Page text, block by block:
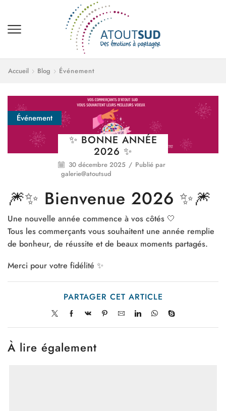
Accueil Blog Événement
Événement
✨ BONNE ANNÉE
2026 ✨
30 décembre 2025 / Publié par
galerie@atoutsud
🎆✨ Bienvenue 2026 ✨🎆
Une nouvelle année commence à vos côtés 🤍
Tous les commerçants vous souhaitent une année remplie
de bonheur, de réussite et de beaux moments partagés.
Merci pour votre fidélité ✨
PARTAGER CET ARTICLE
À lire également